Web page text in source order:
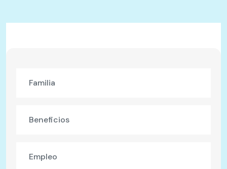
Familia
Beneficios
Empleo